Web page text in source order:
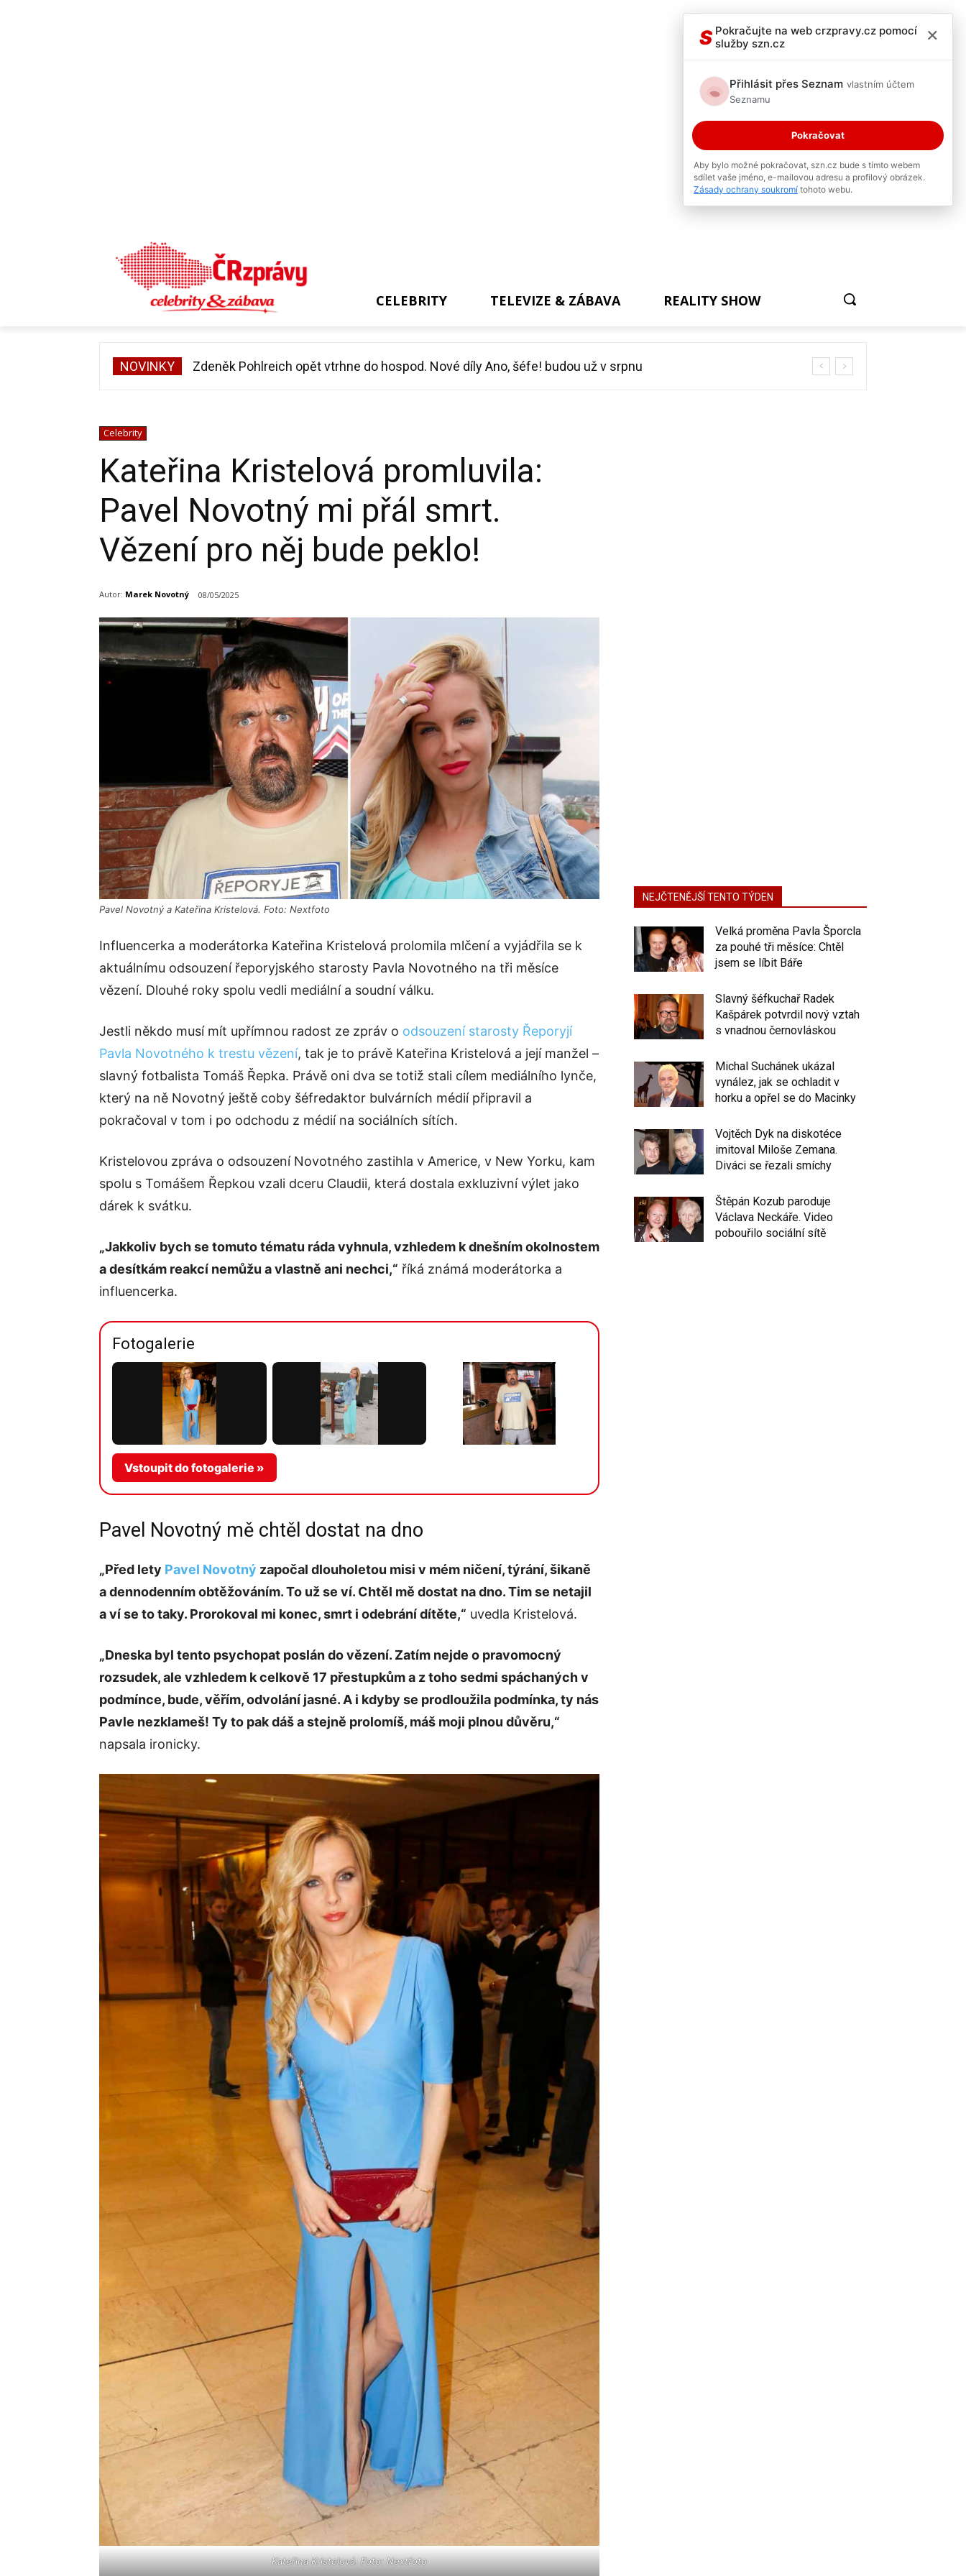
CELEBRITY TELEVIZE & ZÁBAVA REALITY SHOW
NOVINKY Zdeněk Pohlreich opět vtrhne do hospod. Nové díly Ano, šéfe! budou už v srpnu
Michal Suchánek ukázal vynález, jak se ochladit v horku a opřel se do Macinky
Celebrity
Kateřina Kristelová promluvila:
Pavel Novotný mi přál smrt.
Vězení pro něj bude peklo!
Autor: Marek Novotný 08/05/2025
Pavel Novotný a Kateřina Kristelová. Foto: Nextfoto
Influencerka a moderátorka Kateřina Kristelová prolomila mlčení a vyjádřila se k
aktuálnímu odsouzení řeporyjského starosty Pavla Novotného na tři měsíce
vězení. Dlouhé roky spolu vedli mediální a soudní válku.
Jestli někdo musí mít upřímnou radost ze zpráv o odsouzení starosty Řeporyjí
Pavla Novotného k trestu vězení, tak je to právě Kateřina Kristelová a její manžel –
slavný fotbalista Tomáš Řepka. Právě oni dva se totiž stali cílem mediálního lynče,
který na ně Novotný ještě coby šéfredaktor bulvárních médií připravil a
pokračoval v tom i po odchodu z médií na sociálních sítích.
Kristelovou zpráva o odsouzení Novotného zastihla v Americe, v New Yorku, kam
spolu s Tomášem Řepkou vzali dceru Claudii, která dostala exkluzivní výlet jako
dárek k svátku.
„Jakkoliv bych se tomuto tématu ráda vyhnula, vzhledem k dnešním okolnostem
a desítkám reakcí nemůžu a vlastně ani nechci,“ říká známá moderátorka a
influencerka.
Fotogalerie
Vstoupit do fotogalerie »
Pavel Novotný mě chtěl dostat na dno
„Před lety Pavel Novotný započal dlouholetou misi v mém ničení, týrání, šikaně
a dennodenním obtěžováním. To už se ví. Chtěl mě dostat na dno. Tim se netajil
a ví se to taky. Prorokoval mi konec, smrt i odebrání dítěte,“ uvedla Kristelová.
„Dneska byl tento psychopat poslán do vězení. Zatím nejde o pravomocný
rozsudek, ale vzhledem k celkově 17 přestupkům a z toho sedmi spáchaných v
podmínce, bude, věřím, odvolání jasné. A i kdyby se prodloužila podmínka, ty nás
Pavle nezklameš! Ty to pak dáš a stejně prolomíš, máš moji plnou důvěru,“
napsala ironicky.
Kateřina Kristelová. Foto: Nextfoto
NEJČTENĚJŠÍ TENTO TÝDEN
Velká proměna Pavla Šporcla
za pouhé tři měsíce: Chtěl
jsem se líbit Báře
Slavný šéfkuchař Radek
Kašpárek potvrdil nový vztah
s vnadnou černovláskou
Michal Suchánek ukázal
vynález, jak se ochladit v
horku a opřel se do Macinky
Vojtěch Dyk na diskotéce
imitoval Miloše Zemana.
Diváci se řezali smíchy
Štěpán Kozub paroduje
Václava Neckáře. Video
pobouřilo sociální sítě
S Pokračujte na web crzpravy.cz pomocí
služby szn.cz
×
Přihlásit přes Seznam vlastním účtem
Seznamu
Pokračovat
Aby bylo možné pokračovat, szn.cz bude s tímto webem
sdílet vaše jméno, e-mailovou adresu a profilový obrázek.
Zásady ochrany soukromí tohoto webu.